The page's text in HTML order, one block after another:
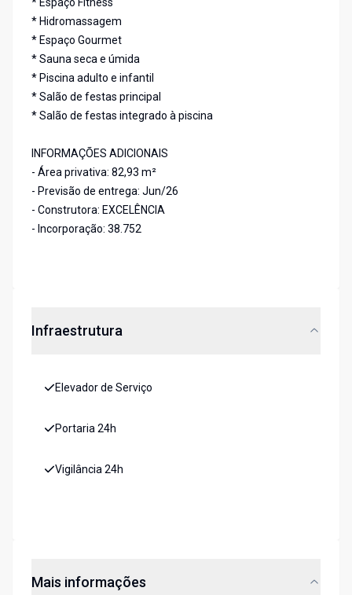
* Espaço Fitness
* Hidromassagem
* Espaço Gourmet
* Sauna seca e úmida
* Piscina adulto e infantil
* Salão de festas principal
* Salão de festas integrado à piscina
INFORMAÇÕES ADICIONAIS
- Área privativa: 82,93 m²
- Previsão de entrega: Jun/26
- Construtora: EXCELÊNCIA
- Incorporação: 38.752
Infraestrutura
Elevador de Serviço
Portaria 24h
Vigilância 24h
Mais informações